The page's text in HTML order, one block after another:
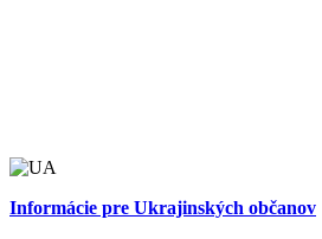
Informácie pre Ukrajinských občanov